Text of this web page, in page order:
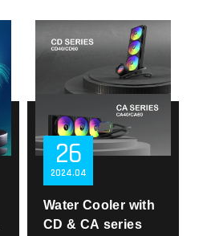
與視覺燈效，讓小體
積主機也能擁有完整
的風格與效能。
性能表現方面，C5 可
TDP，滿足主流 ITX
系統的散熱需求；而
全銅版本 C5 CU 更將
散熱上限推進至驚人
的 185W TDP，成為
目前市面上最強大的
下吹式空冷解決方案
器 Gladius Astral，專
為頂級玩家與創作者
而生。搭載 10 根高精
鍛造純銅熱導管，擁
有 285W 以上 TDP
散熱能力，為高階多
核心處理器提供壓倒
性熱控表現，挑戰極
限不再妥協。
Gladius Astral 不僅是
效能的代表，更融合
了簡約線條與燈效美
26
04
2024
Water Cooler with
CD & CA series